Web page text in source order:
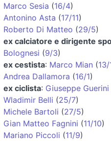
Marco Sesia (16/4)
Antonino Asta (17/11)
Roberto Di Matteo (29/5)
ex calciatore e dirigente
Bolognesi (9/3)
ex cestista: Marco Mian (13/
Andrea Dallamora (16/1)
ex ciclista: Giuseppe Guerini
Wladimir Belli (25/7)
Michele Bartoli (27/5)
Gian Matteo Fagnini (11/10)
Mariano Piccoli (11/9)